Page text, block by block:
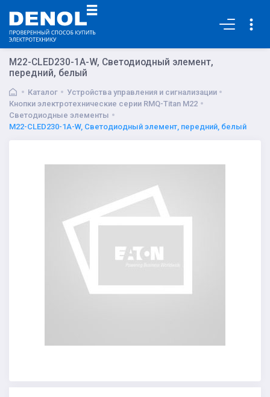
M22-CLED230-1A-W, Светодиодный элемент,
передний, белый
Каталог
Устройства управления и сигнализации
Кнопки электротехнические серии RMQ-Titan M22
Светодиодные элементы
M22-CLED230-1A-W, Светодиодный элемент, передний, белый